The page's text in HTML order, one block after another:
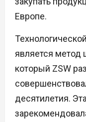
Европе.
является метод
который ZSW
десятилетия.